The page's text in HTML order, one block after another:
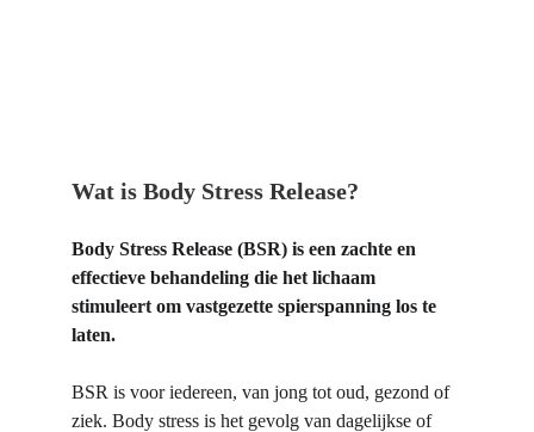
Body Stress Release (BSR) is een zachte en
effectieve behandeling die het lichaam
stimuleert om vastgezette spierspanning los te
laten.
BSR is voor iedereen, van jong tot oud, gezond of
ziek. Body stress is het gevolg van dagelijkse of
Wat is Body Stress Release?